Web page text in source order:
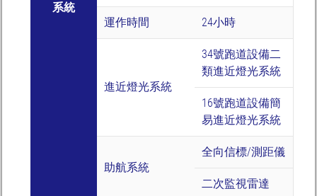
系統
運作時間 24小時
進近燈光系統
34號跑道設備二
類進近燈光系統
16號跑道設備簡
易進近燈光系統
助航系統
全向信標/測距儀
二次監視雷達